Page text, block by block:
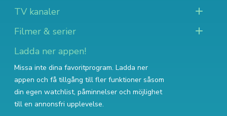
TV kanaler
Filmer & serier
Ladda ner appen!
Missa inte dina favoritprogram. Ladda ner
appen och få tillgång till fler funktioner såsom
din egen watchlist, påminnelser och möjlighet
till en annonsfri upplevelse.